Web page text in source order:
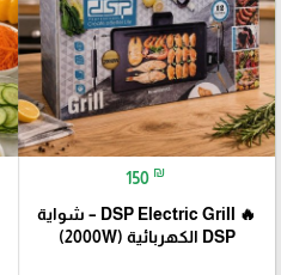
150 ₪
🔥 DSP Electric Grill – شواية
DSP الكهربائية (2000W)